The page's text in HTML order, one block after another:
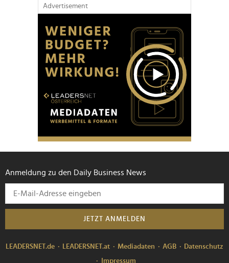
Advertisement
Anmeldung zu den Daily Business News
JETZT ANMELDEN
LEADERSNET.de LEADERSNET.at Mediadaten AGB
Datenschutz
Impressum